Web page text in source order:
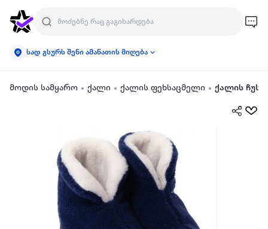
სად გსურს შენი ამანათის მიღება
მოდის სამყარო ქალი ქალის ფეხსაცმელი ქალის